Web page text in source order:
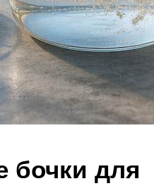
бочки для